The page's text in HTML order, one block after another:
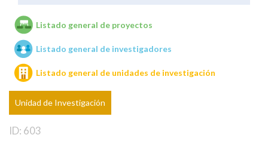
Unidades de investigación
Listado general de proyectos
Listado general de investigadores
Listado general de unidades de investigación
Unidad de Investigación
ID: 603